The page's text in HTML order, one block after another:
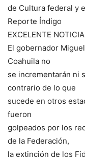
de Cultura federal y
Reporte Índigo
EXCELENTE NOTICIA
El gobernador
Coahuila no
se incrementarán ni
contrario de lo que
sucede en otros
fueron
golpeados por los
de la Federación,
la extinción de los